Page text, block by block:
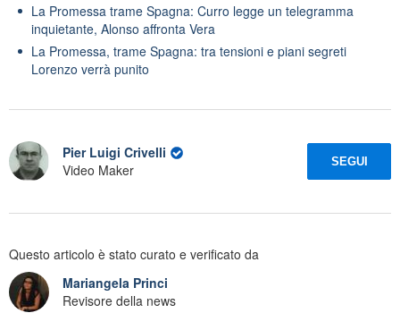
La Promessa trame Spagna: Curro legge un telegramma
inquietante, Alonso affronta Vera
La Promessa, trame Spagna: tra tensioni e piani segreti
Lorenzo verrà punito
Pier Luigi Crivelli
Video Maker
SEGUI
Questo articolo è stato curato e verificato da
Mariangela Princi
Revisore della news